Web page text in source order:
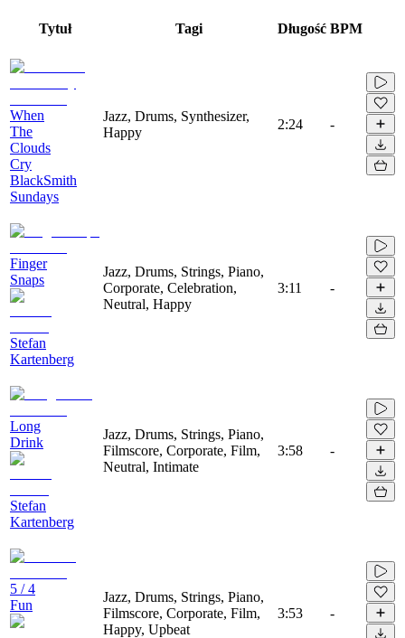
Tytuł Tagi Długość BPM
When
The
Clouds
Cry
BlackSmith
Sundays
Jazz, Drums, Synthesizer,
Happy
2:24 -
Finger
Snaps
Stefan
Kartenberg
Jazz, Drums, Strings, Piano,
Corporate, Celebration,
Neutral, Happy
3:11 -
Long
Drink
Stefan
Kartenberg
Jazz, Drums, Strings, Piano,
Filmscore, Corporate, Film,
Neutral, Intimate
3:58 -
5 / 4
Fun
Jazz, Drums, Strings, Piano,
Filmscore, Corporate, Film,
Happy, Upbeat
3:53 -